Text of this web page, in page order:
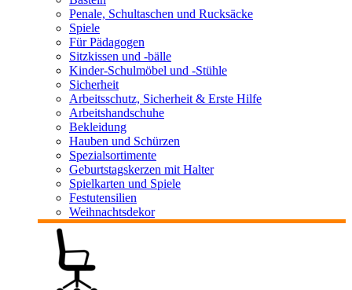
Penale, Schultaschen und Rucksäcke
Spiele
Für Pädagogen
Sitzkissen und -bälle
Kinder-Schulmöbel und -Stühle
Sicherheit
Arbeitsschutz, Sicherheit & Erste Hilfe
Arbeitshandschuhe
Bekleidung
Hauben und Schürzen
Spezialsortimente
Geburtstagskerzen mit Halter
Spielkarten und Spiele
Festutensilien
Weihnachtsdekor